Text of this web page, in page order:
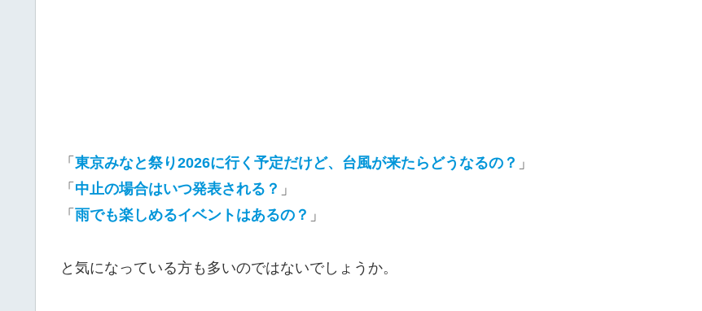
「 東京みなと祭り2026に行く予定だけど、台風が来たらどうなるの？ 」
「 中止の場合はいつ発表される？ 」
「 雨でも楽しめるイベントはあるの？ 」
と気になっている方も多いのではないでしょうか。